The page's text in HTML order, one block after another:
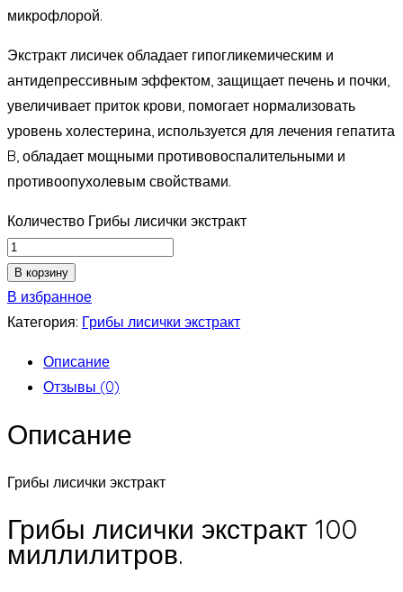
микрофлорой.
Экстракт лисичек обладает гипогликемическим и
антидепрессивным эффектом, защищает печень и почки,
увеличивает приток крови, помогает нормализовать
уровень холестерина, используется для лечения гепатита
B, обладает мощными противовоспалительными и
противоопухолевым свойствами.
Количество Грибы лисички экстракт
В корзину
В избранное
Категория: Грибы лисички экстракт
Описание
Отзывы (0)
Описание
Грибы лисички экстракт
Грибы лисички экстракт 100
миллилитров.